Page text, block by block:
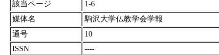
該当ページ
1-6
媒体名
駒沢大学仏教学会学報
通号
10
ISSN
----